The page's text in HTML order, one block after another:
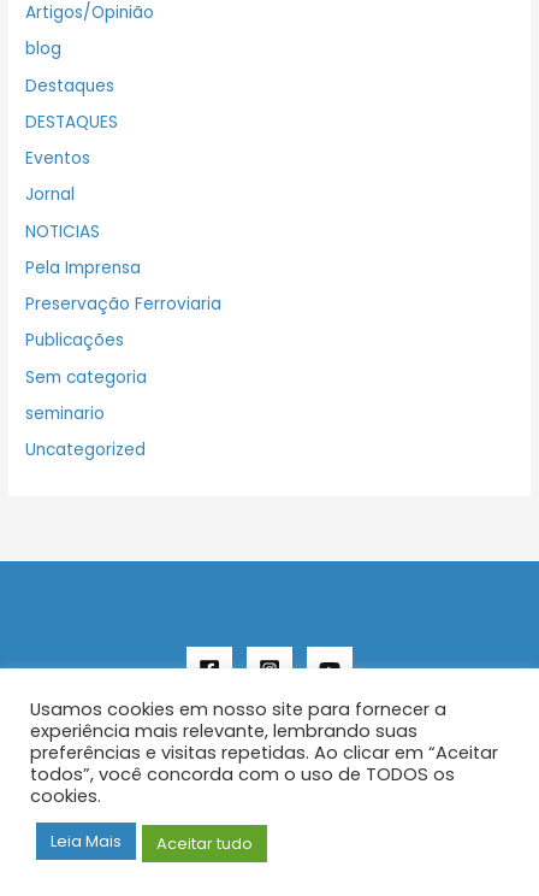
Artigos/Opinião
blog
Destaques
DESTAQUES
Eventos
Jornal
NOTICIAS
Pela Imprensa
Preservação Ferroviaria
Publicações
Sem categoria
seminario
Uncategorized
Copyright © 2026 AENFER
Construído por IurySan
Usamos cookies em nosso site para fornecer a
experiência mais relevante, lembrando suas
preferências e visitas repetidas. Ao clicar em “Aceitar
todos”, você concorda com o uso de TODOS os
cookies.
Leia Mais Aceitar tudo